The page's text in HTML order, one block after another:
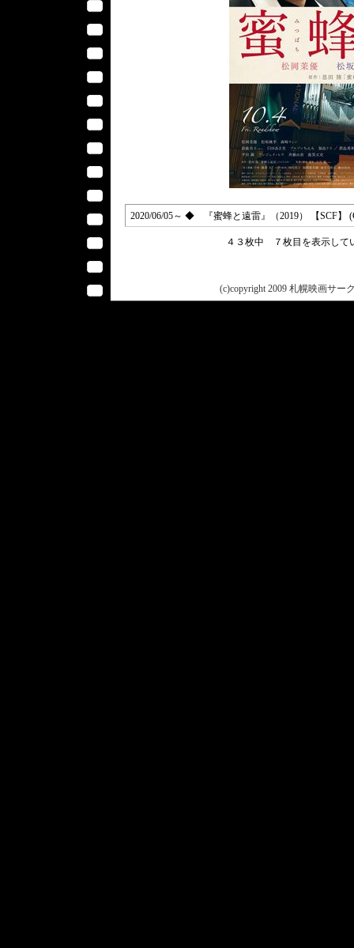
2020/06/05～ ◆ 『蜜蜂と遠雷』（2019） 【SCF】
４３枚中 ７枚目を表示し
(c)copyright 2009 札幌映画サー